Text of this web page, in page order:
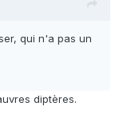
qui n'a pas un
diptères.